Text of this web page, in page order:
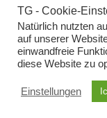
TG - Cookie-
Natürlich nutzten
auf unserer
einwandfreie
diese Website zu
Einstellungen